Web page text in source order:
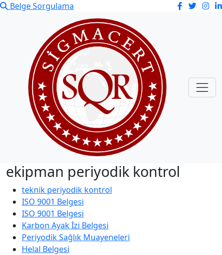
Belge Sorgulama
ekipman periyodik kontrol
teknik periyodik kontrol
ISO 9001 Belgesi
ISO 9001 Belgesi
Karbon Ayak İzi Belgesi
Periyodik Sağlık Muayeneleri
Helal Belgesi